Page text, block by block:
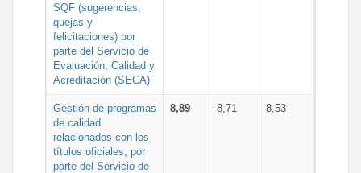
SQF (sugerencias,
quejas y
felicitaciones) por
parte del Servicio de
Evaluación, Calidad y
Acreditación (SECA)
Gestión de programas
de calidad
relacionados con los
títulos oficiales, por
parte del Servicio de
8,89 8,71 8,53